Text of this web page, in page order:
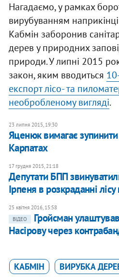
Нагадаємо, у рамках
вирубуванням
Кабмін заборонив
дерев у природних
природи. У липні 2015
закон, яким вводиться
експорт лісо- та
необробленому вигляді.
23 липня 2015, 19:30
Яценюк вимагає
Карпатах
17 грудня 2015, 21:18
Депутати БПП
Ірпеня в розкраданні
25 квітня 2016, 15:58
ВІДЕО
Гройсман
Насірову через
КАБМІН ВИРУБКА